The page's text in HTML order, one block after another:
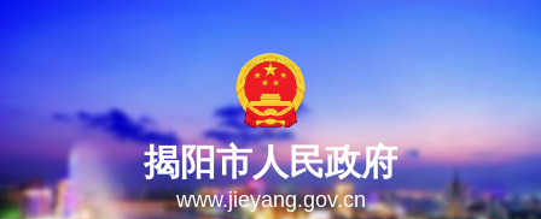
揭阳市人民政府
www.jieyang.gov.cn